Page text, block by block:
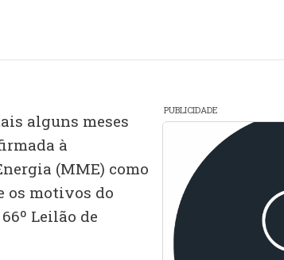
alguns meses
à
(MME) como
os motivos do
Leilão de
PUBLICIDADE